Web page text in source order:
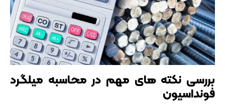
بررسی نکته های مهم در محاسبه میلگرد
فونداسیون